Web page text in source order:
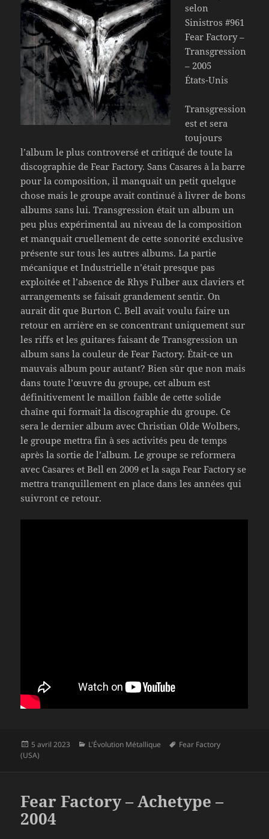
selon
Sinistros #961
Fear Factory –
Transgression
– 2005
États-Unis
Transgression
est et sera
toujours
l’album le plus controversé et critiqué de toute la
discographie de Fear Factory. Sans Casares à la barre
pour la composition, il manquait un petit quelque
chose mais le groupe avait continué à livrer de bons
albums sans lui. Transgression était un album un
peu plus expérimental au niveau de la composition
et manquait cruellement de cette sonorité exclusive
présente sur tous les autres albums. La partie
mécanique et Industrielle n’était presque pas
exploitée et l’absence de Rhys Fulber aux claviers et
arrangements se faisait grandement sentir. On
aurait dit que Burton C. Bell avait voulu faire un
retour en arrière en se concentrant uniquement sur
les riffs et les guitares faisant de Transgression un
album sans la couleur de Fear Factory. Était-ce un
mauvais album pour autant? Bien sûr que non mais
dans toute l’œuvre du groupe, cet album est
définitivement le maillon faible de cette solide
chaîne qui formait la discographie du groupe. Ce
sera le dernier album avec Christian Olde Wolbers,
le groupe mettra fin à ses activités peu de temps
après la sortie de l’album. Le groupe se reformera
avec Casares et Bell en 2009 et la saga Fear Factory se
mettra tranquillement en place dans les années qui
suivront ce retour.
Publié
le
5 avril 2023 Catégories
L'Évolution Métallique
Mots-
Fear Factory
(USA)
Fear Factory – Achetype –
2004